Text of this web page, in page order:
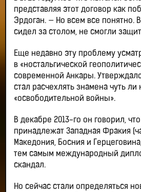
представляя этот договор как
Эрдоган. — Но всем все понятно.
сидел за столом, не смогли
Еще недавно эту проблему
в «ностальгической
современной Анкары.
стал расчехлять знамена чуть ли
«освободительной войны».
В декабре 2013-го он говорил,
принадлежат Западная Фракия
Македония, Босния и
тем самым международный
скандал.
Но сейчас стали определяться